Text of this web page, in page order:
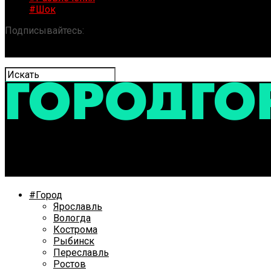
#Шок
Подписывайтесь:
#Город
Ярославль
Вологда
Кострома
Рыбинск
Переславль
Ростов